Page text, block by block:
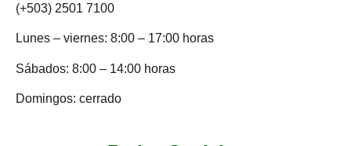
(+503) 2501 7100
Lunes – viernes: 8:00 – 17:00 horas
Sábados: 8:00 – 14:00 horas
Domingos: cerrado